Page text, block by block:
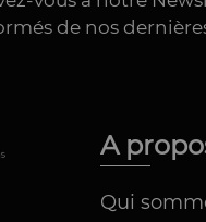
de nos
A
Qui